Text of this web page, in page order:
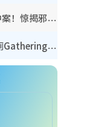
银行高管“沉船”爆案中案！惊揭邪教洗脑操控卖淫被吞600万，幕后黑手讲多错多
林芊妤亲解12年前“残厕Gathering”真相！高层解约一句话重创尊严，至今拒返TVB